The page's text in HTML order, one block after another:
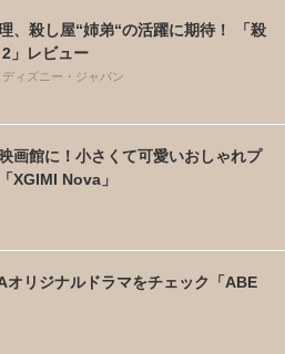
、殺し屋“姉弟“の活躍に期待！ 「殺
」レビュー
ィズニー・ジャパン
画館に！小さくて可愛いおしゃれプ
XGIMI Nova」
オリジナルドラマをチェック「ABE